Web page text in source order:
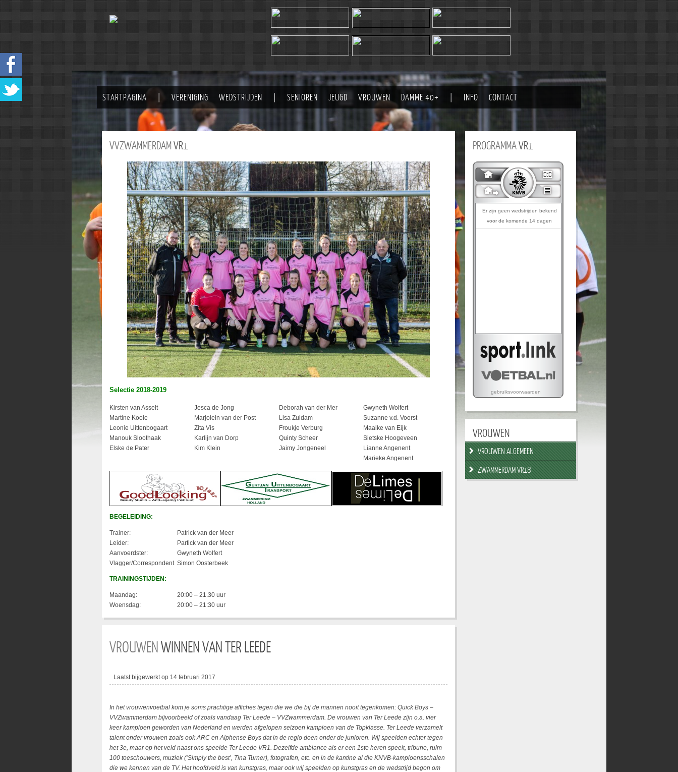
STARTPAGINA VERENIGING WEDSTRIJDEN SENIOREN JEUGD VROUWEN DAMME 40+ INFO CONTACT
VVZWAMMERDAMVR1
Selectie 2018-2019
Kirsten van Asselt Jesca de Jong Deborah van der Mer
Gwyneth Wolfert
Martine Koole
Marjolein van der Post Lisa Zuidam
Suzanne v.d. Voorst
Leonie Uittenbogaart
Zita Vis Froukje Verburg
Maaike van Eijk
Manouk Sloothaak
Karlijn van Dorp Quinty Scheer
Sietske Hoogeveen
Elske de Pater
Kim Klein Jaimy Jongeneel
Lianne Angenent
Marieke Angenent
BEGELEIDING:
Trainer:
Patrick van der Meer
Leider:
Partick van der Meer
Aanvoerdster:
Gwyneth Wolfert
Vlagger/Correspondent Simon Oosterbeek
TRAININGSTIJDEN:
Maandag:
20:00 – 21.30 uur
Woensdag:
20:00 – 21:30 uur
VROUWENWINNEN VAN TER LEEDE
Laatst bijgewerkt op 14 februari 2017
In het vrouwenvoetbal kom je soms prachtige affiches tegen die we die bij de mannen nooit tegenkomen: Quick Boys –
VVZwammerdam bijvoorbeeld of zoals vandaag Ter Leede – VVZwammerdam. De vrouwen van Ter Leede zijn o.a. vier
keer kampioen geworden van Nederland en werden afgelopen seizoen kampioen van de Topklasse. Ter Leede verzamelt
talent onder vrouwen zoals ook ARC en Alphense Boys dat in de regio doen onder de junioren. Wij speelden echter tegen
het 3e, maar op het veld naast ons speelde Ter Leede VR1. Dezelfde ambiance als er een 1ste heren speelt, tribune, ruim
100 toeschouwers, muziek (‘Simply the best’, Tina Turner), fotografen, etc. en in de kantine al die KNVB-kampioensschalen
die we kennen van de TV. Het hoofdveld is van kunstgras, maar ook wij speelden op kunstgras en de wedstrijd begon om
PROGRAMMAVR1
VROUWEN
VROUWEN ALGEMEEN
ZWAMMERDAM VR18